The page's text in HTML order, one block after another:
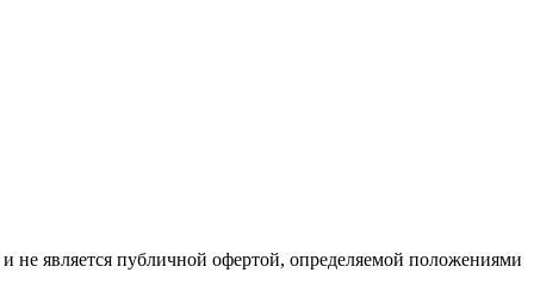
не является публичной офертой, определяемой положениями